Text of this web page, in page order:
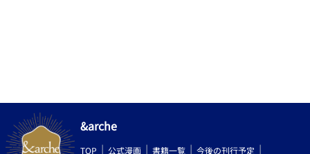
&arche
TOP 公式漫画 書籍一覧 今後の刊行予定